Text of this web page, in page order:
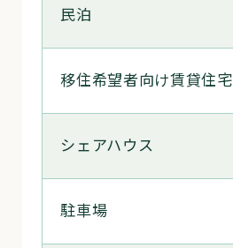
民泊
移住希望者向け賃貸住宅
シェアハウス
駐車場